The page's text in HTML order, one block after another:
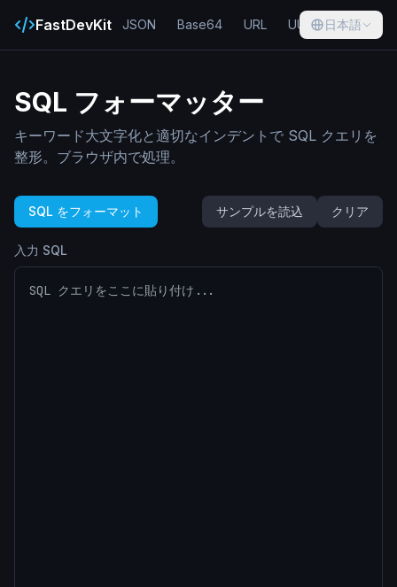
FastDevKit JSON Base64 URL UUID Hash
日本語
SQL フォーマッター
キーワード大文字化と適切なインデントで SQL クエリを
整形。ブラウザ内で処理。
SQL をフォーマット サンプルを読込 クリア
入力 SQL